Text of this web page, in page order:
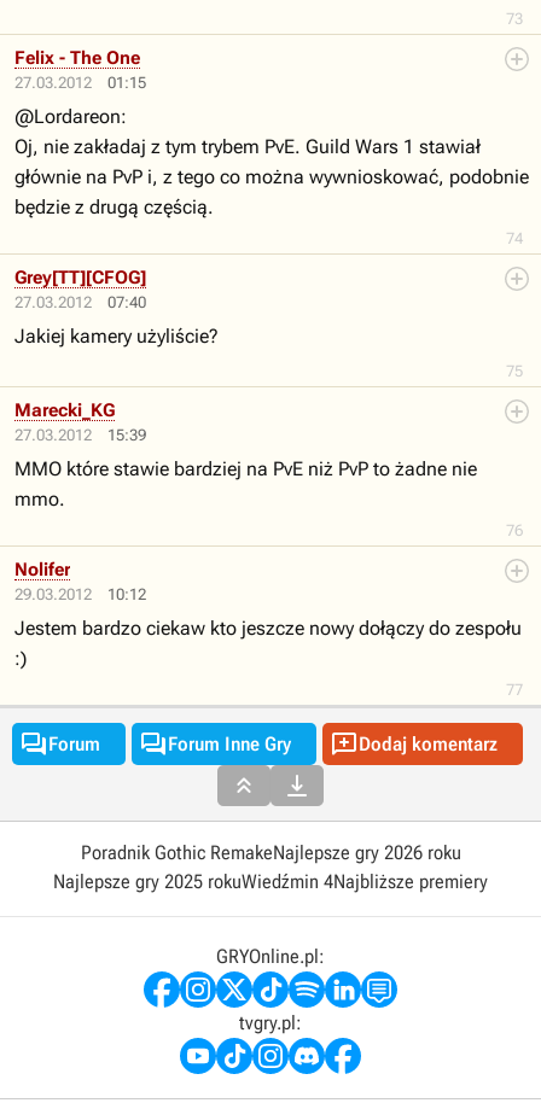
73
27.03.2012 01:15
74
Felix - The One
@Lordareon:
Oj, nie zakładaj z tym trybem PvE. Guild Wars 1 stawiał
głównie na PvP i, z tego co można wywnioskować, podobnie
będzie z drugą częścią.
27.03.2012 07:40
75
Grey[TT][CFOG]
Jakiej kamery użyliście?
27.03.2012 15:39
76
Marecki_KG
MMO które stawie bardziej na PvE niż PvP to żadne nie
mmo.
29.03.2012 10:12
77
Nolifer
Jestem bardzo ciekaw kto jeszcze nowy dołączy do zespołu
:)
Forum Forum Inne Gry Dodaj komentarz
 
Poradnik Gothic RemakeNajlepsze gry 2026 roku
Najlepsze gry 2025 rokuWiedźmin 4Najbliższe premiery
GRYOnline.pl:
tvgry.pl: